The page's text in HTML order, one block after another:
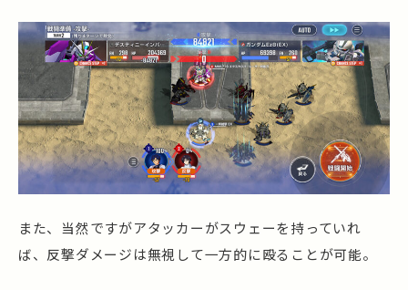
また、当然ですがアタッカーがスウェーを持っていれ
ば、反撃ダメージは無視して一方的に殴ることが可能。